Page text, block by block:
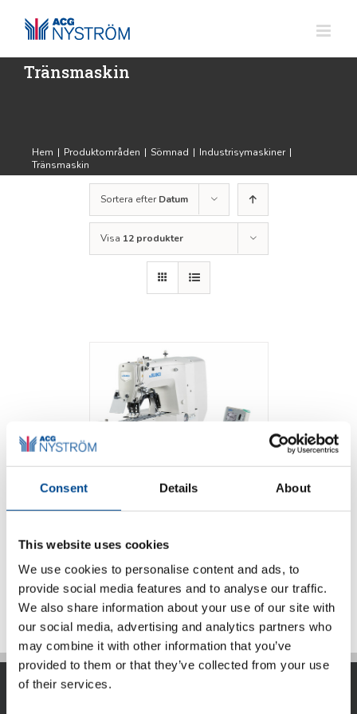
Consent Details About
This website uses cookies
We use cookies to personalise content and ads, to
provide social media features and to analyse our traffic.
We also share information about your use of our site with
our social media, advertising and analytics partners who
may combine it with other information that you’ve
provided to them or that they’ve collected from your use
of their services.
innehållet
Tränsmaskin
Hem | Produktområden | Sömnad | Industrisymaskiner |
Tränsmaskin
Sortera efterDatum
Visa 12 produkter
Detaljer